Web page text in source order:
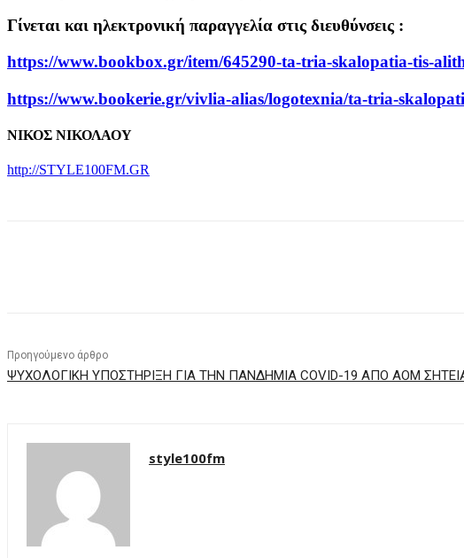
Γίνεται και ηλεκτρονική παραγγελία στις διευθύνσεις :
https://www.bookbox.gr/item/645290-ta-tria-skalopatia-tis-
https://www.bookerie.gr/vivlia-alias/logotexnia/ta-tria-
ΝΙΚΟΣ ΝΙΚΟΛΑΟΥ
http://STYLE100FM.GR
Προηγούμενο άρθρο
ΨΥΧΟΛΟΓΙΚΗ ΥΠΟΣΤΗΡΙΞΗ ΓΙΑ ΤΗΝ ΠΑΝΔΗΜΙΑ COVID-19 ΑΠΟ ΑΟΜ
style100fm